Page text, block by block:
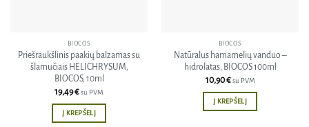
BIOCOS
Priešraukšlinis paakių balzamas su
šlamučiais HELICHRYSUM,
BIOCOS, 10ml
19,49€su PVM
Į KREPŠELĮ
BIOCOS
Natūralus hamamelių vanduo –
hidrolatas, BIOCOS 100ml
10,90€ su PVM
Į KREPŠELĮ